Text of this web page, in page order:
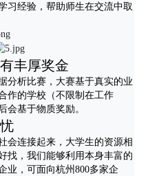
习经验，帮助师生在交流中取
丰厚奖金
分析比赛，大赛基于真实的业
作的学校（不限制在工作
会基于物质奖励。
会连接起来，大学生的资源相
找，我们能够利用本身丰富的
业，可面向杭州800多家企